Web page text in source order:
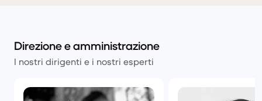
Direzione e amministrazione
I nostri dirigenti e i nostri esperti